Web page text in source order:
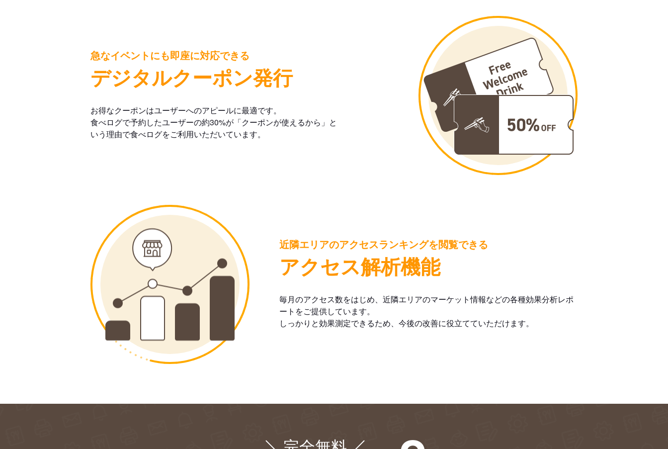
急なイベントにも即座に対応できる
デジタルクーポン発行
お得なクーポンはユーザーへのアピールに最適です。
食べログで予約したユーザーの約30%が「クーポンが使えるから」と
いう理由で食べログをご利用いただいています。
近隣エリアのアクセスランキングを閲覧できる
アクセス解析機能
毎月のアクセス数をはじめ、近隣エリアのマーケット情報などの各種効果分析レポ
ートをご提供しています。
しっかりと効果測定できるため、今後の改善に役立てていただけます。